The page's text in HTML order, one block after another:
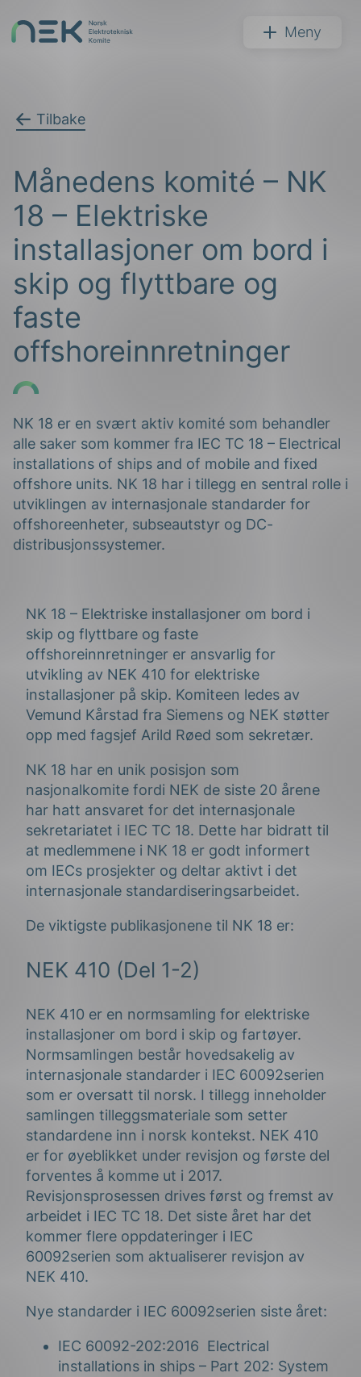
NEK Meny
Tilbake
Månedens komité – NK
18 – Elektriske
installasjoner om bord i
skip og flyttbare og
faste
offshoreinnretninger
NK 18 er en svært aktiv komité som behandler
alle saker som kommer fra IEC TC 18 – Electrical
installations of ships and of mobile and fixed
offshore units. NK 18 har i tillegg en sentral rolle i
utviklingen av internasjonale standarder for
offshoreenheter, subseautstyr og DC-
distribusjonssystemer.
NK 18 – Elektriske installasjoner om bord i
skip og flyttbare og faste
offshoreinnretninger er ansvarlig for
utvikling av NEK 410 for elektriske
installasjoner på skip. Komiteen ledes av
Vemund Kårstad fra Siemens og NEK støtter
opp med fagsjef Arild Røed som sekretær.
NK 18 har en unik posisjon som
nasjonalkomite fordi NEK de siste 20 årene
har hatt ansvaret for det internasjonale
sekretariatet i IEC TC 18. Dette har bidratt til
at medlemmene i NK 18 er godt informert
om IECs prosjekter og deltar aktivt i det
internasjonale standardiseringsarbeidet.
De viktigste publikasjonene til NK 18 er:
NEK 410 (Del 1-2)
NEK 410 er en normsamling for elektriske
installasjoner om bord i skip og fartøyer.
Normsamlingen består hovedsakelig av
internasjonale standarder i IEC 60092serien
som er oversatt til norsk. I tillegg inneholder
samlingen tilleggsmateriale som setter
standardene inn i norsk kontekst. NEK 410
er for øyeblikket under revisjon og første del
forventes å komme ut i 2017.
Revisjonsprosessen drives først og fremst av
arbeidet i IEC TC 18. Det siste året har det
kommer flere oppdateringer i IEC
60092serien som aktualiserer revisjon av
NEK 410.
Nye standarder i IEC 60092serien siste året:
IEC 60092-202:2016 Electrical
installations in ships – Part 202: System